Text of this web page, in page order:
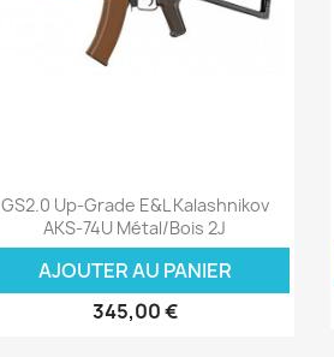
Aperçu rapide
GS2.0 Up-Grade E&L Kalashnikov
AKS-74U Métal/Bois 2J
AJOUTER AU PANIER
345,00 €